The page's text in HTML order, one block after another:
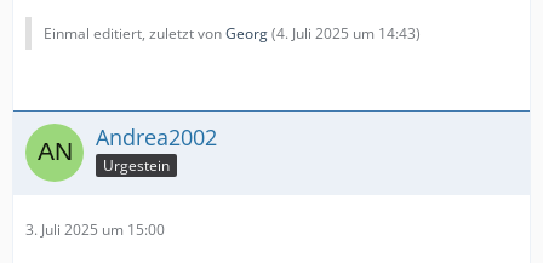
Einmal editiert, zuletzt vonGeorg(4. Juli 2025 um 14:43)
Andrea2002
Urgestein
3. Juli 2025 um 15:00